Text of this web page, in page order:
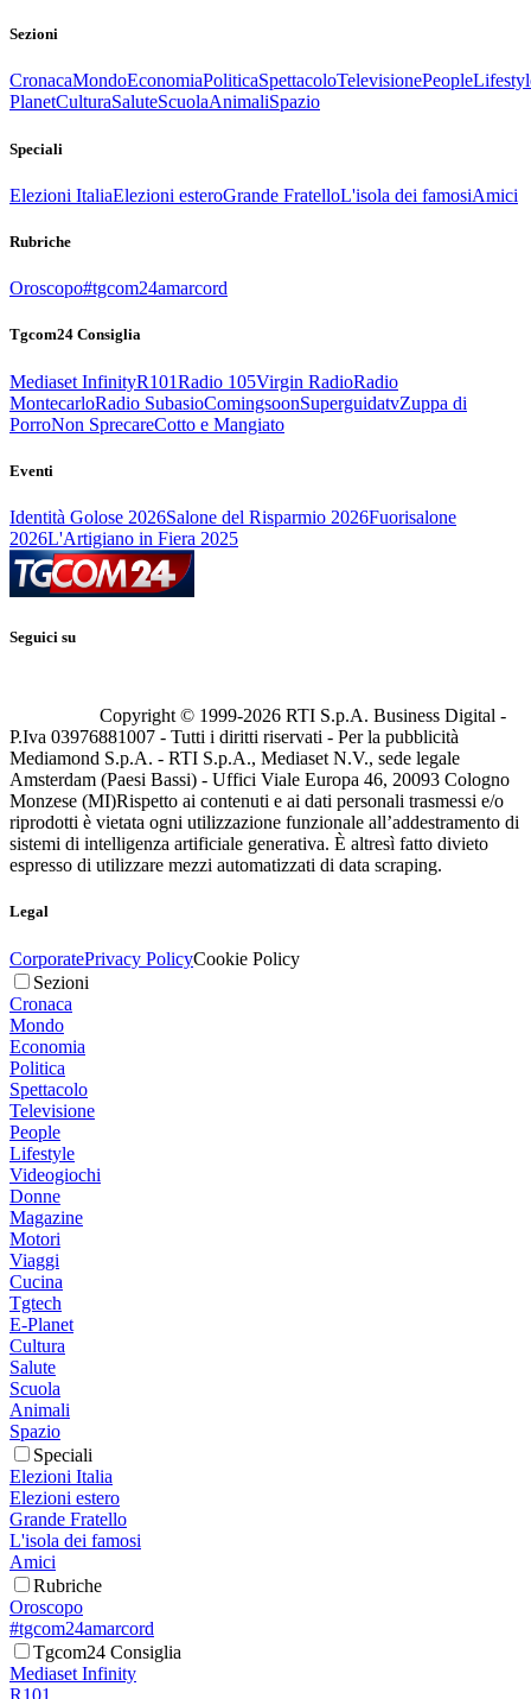
Sezioni
CronacaMondoEconomiaPoliticaSpettacoloTelevisionePeople
PlanetCulturaSaluteScuolaAnimaliSpazio
Speciali
Elezioni ItaliaElezioni esteroGrande FratelloL'isola dei famosiAmici
Rubriche
Oroscopo#tgcom24amarcord
Tgcom24 Consiglia
Mediaset InfinityR101Radio 105Virgin RadioRadio
MontecarloRadio SubasioComingsoonSuperguidatvZuppa di
PorroNon SprecareCotto e Mangiato
Eventi
Identità Golose 2026Salone del Risparmio 2026Fuorisalone
2026L'Artigiano in Fiera 2025
Seguici su
Copyright © 1999-2026 RTI S.p.A. Business Digital -
P.Iva 03976881007 - Tutti i diritti riservati - Per la pubblicità
Mediamond S.p.A. - RTI S.p.A., Mediaset N.V., sede legale
Amsterdam (Paesi Bassi) - Uffici Viale Europa 46, 20093 Cologno
Monzese (MI)Rispetto ai contenuti e ai dati personali trasmessi e/o
riprodotti è vietata ogni utilizzazione funzionale all’addestramento di
sistemi di intelligenza artificiale generativa. È altresì fatto divieto
espresso di utilizzare mezzi automatizzati di data scraping.
Legal
CorporatePrivacy PolicyCookie Policy
Sezioni
Cronaca
Mondo
Economia
Politica
Spettacolo
Televisione
People
Lifestyle
Videogiochi
Donne
Magazine
Motori
Viaggi
Cucina
Tgtech
E-Planet
Cultura
Salute
Scuola
Animali
Spazio
Speciali
Elezioni Italia
Elezioni estero
Grande Fratello
L'isola dei famosi
Amici
Rubriche
Oroscopo
#tgcom24amarcord
Tgcom24 Consiglia
Mediaset Infinity
R101